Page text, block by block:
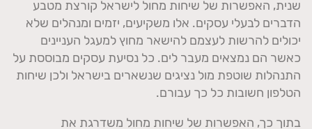
שנית, האפשרות של שיחות מחול לישראל קורצת מטבע
הדברים לבעלי עסקים. אלו משקיעים, יזמים ומנהלים שלא
יכולים להרשות לעצמם להישאר מחוץ למעגל העניינים
כאשר הם נמצאים מעבר לים. כל נסיעת עסקים מבוססת על
התנהלות שוטפת מול נציגים שנשארים בישראל ולכן שיחות
הטלפון חשובות כל כך עבורם.
בתוך כך, האפשרות של שיחות מחול משדרגת את